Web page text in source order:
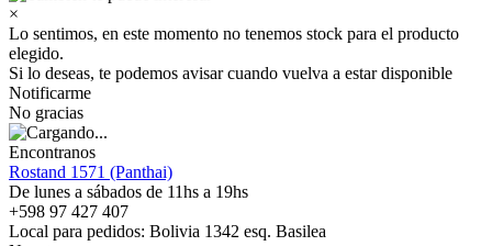
×
Lo sentimos, en este momento no tenemos stock para el producto
elegido.
Si lo deseas, te podemos avisar cuando vuelva a estar disponible
Notificarme
No gracias
Encontranos
Rostand 1571 (Panthai)
De lunes a sábados de 11hs a 19hs
+598 97 427 407
Local para pedidos: Bolivia 1342 esq. Basilea